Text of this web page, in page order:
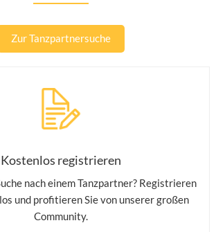
Zur Tanzpartnersuche
Kostenlos registrieren
nach einem Tanzpartner? Registrieren
und profitieren Sie von unserer großen
Community.